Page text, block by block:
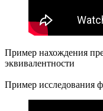
Пример нахождения
эквивалентности
Пример исследования